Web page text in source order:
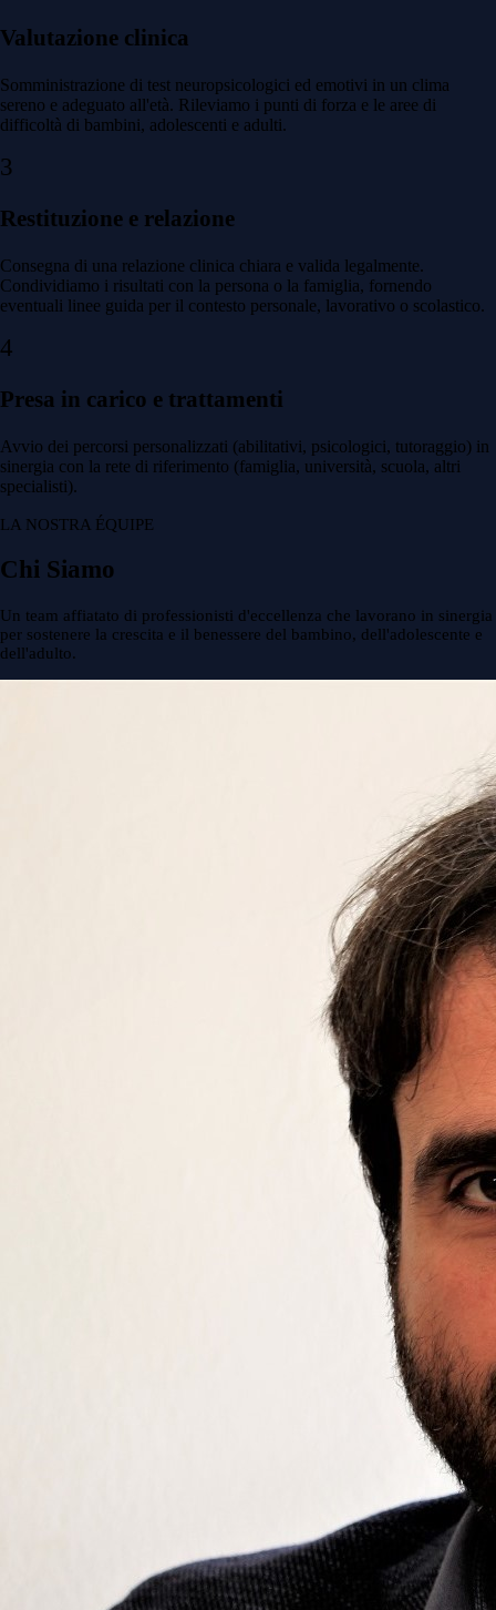
Valutazione clinica
Somministrazione di test neuropsicologici ed emotivi in un clima
sereno e adeguato all'età. Rileviamo i punti di forza e le aree di
difficoltà di bambini, adolescenti e adulti.
3
Restituzione e relazione
Consegna di una relazione clinica chiara e valida legalmente.
Condividiamo i risultati con la persona o la famiglia, fornendo
eventuali linee guida per il contesto personale, lavorativo o scolastico.
4
Presa in carico e trattamenti
Avvio dei percorsi personalizzati (abilitativi, psicologici, tutoraggio) in
sinergia con la rete di riferimento (famiglia, università, scuola, altri
specialisti).
LA NOSTRA ÉQUIPE
Chi Siamo
Un team affiatato di professionisti d'eccellenza che lavorano in sinergia
per sostenere la crescita e il benessere del bambino, dell'adolescente e
dell'adulto.